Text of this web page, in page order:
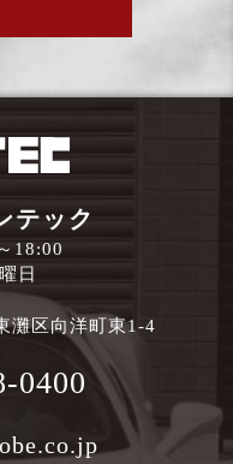
テック
18:00
日
灘区向洋町東1-4
0400